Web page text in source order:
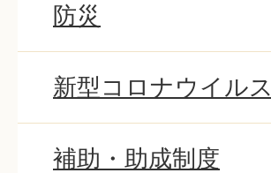
防災
新型コロナウイルス
補助・助成制度